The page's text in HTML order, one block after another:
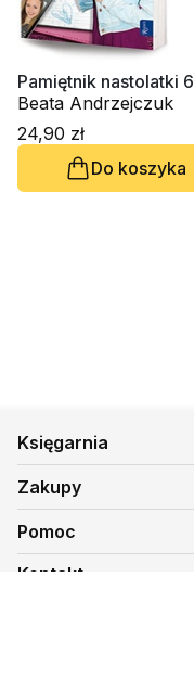
Pamiętnik nastolatki 6
Beata Andrzejczuk
24,90 zł
Do koszyka
Księgarnia
Zakupy
Pomoc
Kontakt